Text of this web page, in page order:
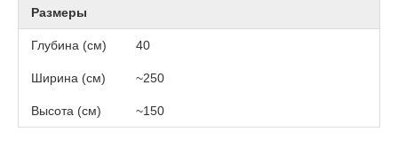
Размеры
Глубина (см) 40
Ширина (см) ~250
Высота (см) ~150